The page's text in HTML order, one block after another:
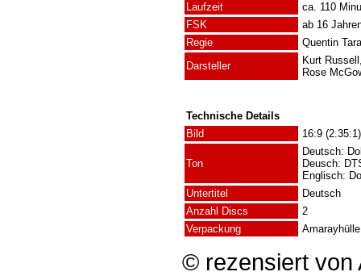
Laufzeit
ca. 110
FSK
ab 16
Regie
Quentin
Darsteller
Kurt
Rose
Technische Details
Bild
16:9 (2.35:1)
Ton
Deutsch:
Deusch:
Englisch:
Untertitel
Deutsch
Anzahl Discs
2
Verpackung
© rezensiert von